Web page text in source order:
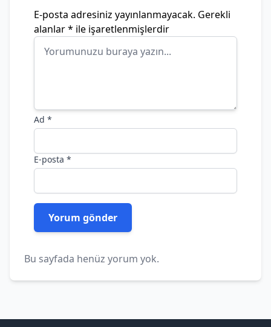
E-posta adresiniz yayınlanmayacak. Gerekli
alanlar* ile işaretlenmişlerdir
Ad *
E-posta *
Bu sayfada henüz yorum yok.